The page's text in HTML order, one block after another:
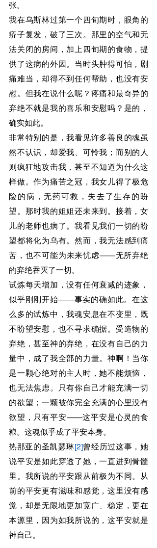
张。
我在乌斯林过第一个四旬期时，眼角的
疥子复发，破了三次。那里的空气和无
法关闭的房间，加上四旬期的食物，提
供了这病的外因。当时头肿得可怕，剧
痛难当，却得不到任何帮助，也没有安
慰。但我在说什么呢？疼痛和最奇异的
弃绝不就是我的喜乐和安慰吗？是的，
确实如此。
非常特别的是，我看见许多善良的魂虽
然不认识，却爱我、可怜我；而别的人
则疯狂地攻击我，甚至不知道为什么这
样做。作为痛苦之冠，我女儿得了极危
险的病，无药可救，失去了生存的盼
望。那时我的姐姐还未来到。接着，女
儿的老师也病了。我看见我们一切的盼
望都将化为乌有。然而，我无法感到痛
苦，也不可能为未来忧虑——无所弃绝
的弃绝吞灭了一切。
试炼每天增加，没有任何衰减的迹象，
似乎刚刚开始——事实的确如此。在这
么多的试炼中，我魂安息在不变里，既
不盼望安慰，也不寻求确据。受造物的
弃绝，甚至神的弃绝，在没有自己的力
量中，成了我全部的力量。神啊！当你
是一颗心绝对的主人时，她不能烦恼，
也无法焦虑。只有你自己才能充满一切
的欲望；一颗被你完全充满的心里没有
欲望，只有平安——这平安是心灵的食
粮。这魂似乎成了平安本身。
热那亚的圣凯瑟琳[2]曾经历过这事，她
说平安是如此穿透了她，一直进到骨髓
里。我所说的平安跟从前极为不同。从
前的平安更有滋味和感觉，这里没有感
觉，却是无限地更加宽广、稳定，更在
本源里，因为如我所说的，这平安就是
神自己。